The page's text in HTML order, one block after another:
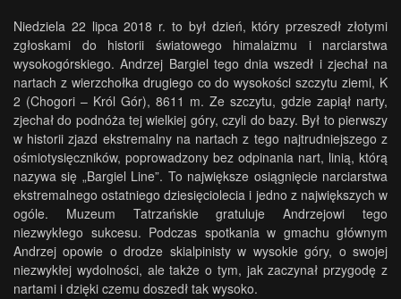
Niedziela 22 lipca 2018 r. to był dzień, który przeszedł złotymi
zgłoskami do historii światowego himalaizmu i narciarstwa
wysokogórskiego. Andrzej Bargiel tego dnia wszedł i zjechał na
nartach z wierzchołka drugiego co do wysokości szczytu ziemi, K
2 (Chogori – Król Gór), 8611 m. Ze szczytu, gdzie zapiął narty,
zjechał do podnóża tej wielkiej góry, czyli do bazy. Był to pierwszy
w historii zjazd ekstremalny na nartach z tego najtrudniejszego z
ośmiotysięczników, poprowadzony bez odpinania nart, linią, którą
nazywa się „Bargiel Line”. To największe osiągnięcie narciarstwa
ekstremalnego ostatniego dziesięciolecia i jedno z największych w
ogóle. Muzeum Tatrzańskie gratuluje Andrzejowi tego
niezwykłego sukcesu. Podczas spotkania w gmachu głównym
Andrzej opowie o drodze skialpinisty w wysokie góry, o swojej
niezwykłej wydolności, ale także o tym, jak zaczynał przygodę z
nartami i dzięki czemu doszedł tak wysoko.